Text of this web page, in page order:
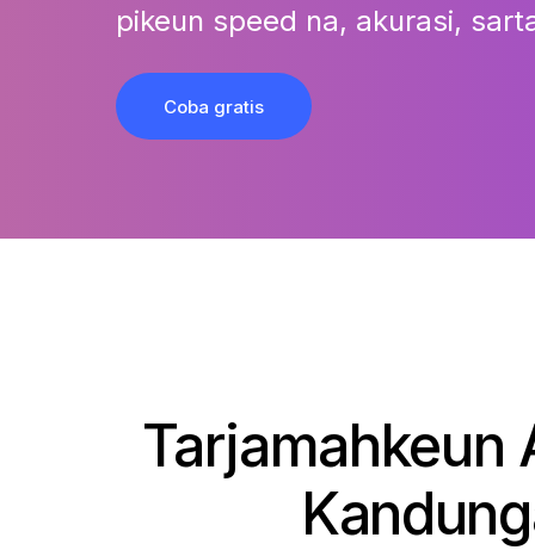
pikeun speed na, akurasi,
Coba gratis
Tarjamahkeun